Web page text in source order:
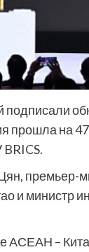
подписали
прошла на
премьер-
и министр
АСЕАН –